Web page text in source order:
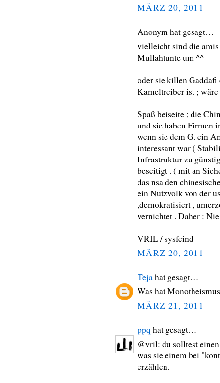
MÄRZ 20, 2011
Anonym hat gesagt…
vielleicht sind die
Mullahtunte um ^^
oder sie killen
Kameltreiber ist ;
Spaß beiseite ; die
und sie haben Firmen
wenn sie dem G. ein
interessant war (
Infrastruktur zu
beseitigt . ( mit an
das nsa den
ein Nutzvolk von der
,demokratisiert ,
vernichtet . Daher :
VRIL / sysfeind
MÄRZ 20, 2011
Tejahat gesagt…
Was hat
MÄRZ 21, 2011
ppq hat gesagt…
@vril: du solltest
was sie einem bei
erzählen.